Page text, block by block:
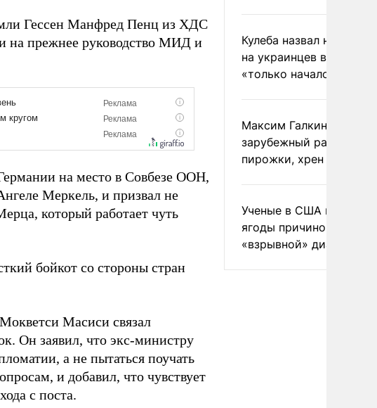
Гессен Манфред Пенц из ХДС
на прежнее руководство МИД и
на место в Совбезе ООН,
Меркель, и призвал не
который работает чуть
бойкот со стороны стран
Масиси связал
Он заявил, что экс-министру
а не пытаться поучать
и добавил, что чувствует
с поста.
Кулеба назвал
на украинцев в Польше
«только началом»
Максим Галкин
зарубежный райдер
пирожки, хрен и морс
Ученые в США назвали
ягоды причиной
«взрывной» диареи